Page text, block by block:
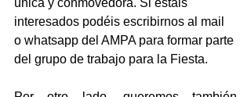
única y conmovedora. Si estáis
interesados podéis escribirnos al mail
o whatsapp del AMPA para formar parte
del grupo de trabajo para la Fiesta.